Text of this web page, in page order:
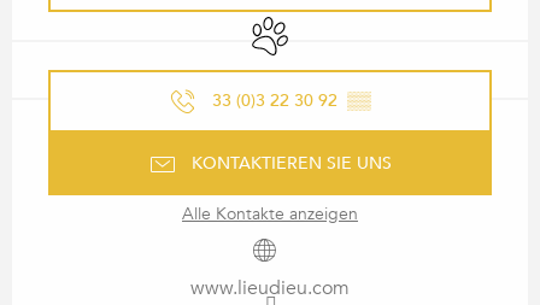
Tiere erlaubt
33 (0)3 22 30 92 ▒▒
KONTAKTIEREN SIE UNS
Alle Kontakte anzeigen
www.lieudieu.com